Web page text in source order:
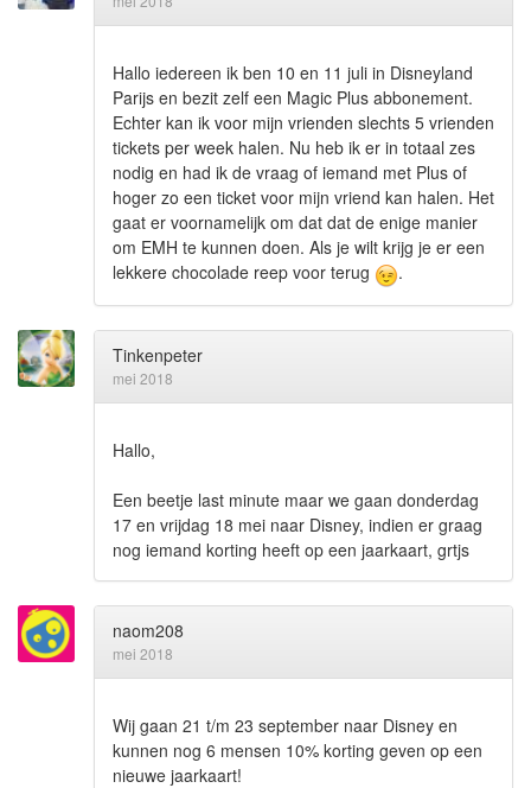
Hallo iedereen ik ben 10 en 11 juli in Disneyland
Parijs en bezit zelf een Magic Plus abbonement.
Echter kan ik voor mijn vrienden slechts 5 vrienden
tickets per week halen. Nu heb ik er in totaal zes
nodig en had ik de vraag of iemand met Plus of
hoger zo een ticket voor mijn vriend kan halen. Het
gaat er voornamelijk om dat dat de enige manier
om EMH te kunnen doen. Als je wilt krijg je er een
lekkere chocolade reep voor terug
.
Tinkenpeter
mei 2018
Hallo,
Een beetje last minute maar we gaan donderdag
17 en vrijdag 18 mei naar Disney, indien er graag
nog iemand korting heeft op een jaarkaart, grtjs
naom208
mei 2018
Wij gaan 21 t/m 23 september naar Disney en
kunnen nog 6 mensen 10% korting geven op een
nieuwe jaarkaart!